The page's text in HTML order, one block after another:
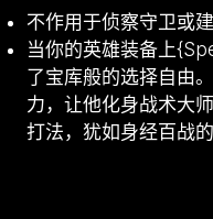
不作用于侦察守卫或
当你的英雄装备上
了宝库般的选择自由
力，让他化身战术大
打法，犹如身经百战